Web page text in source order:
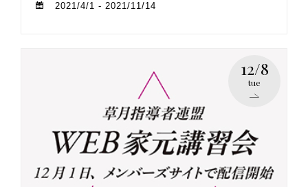
2021/4/1 - 2021/11/14
12/8
tue